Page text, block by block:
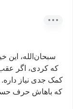
سبحان‌الله، این
که کردی، اگر
کمک جدی نیاز داره.
که باهاش حرف